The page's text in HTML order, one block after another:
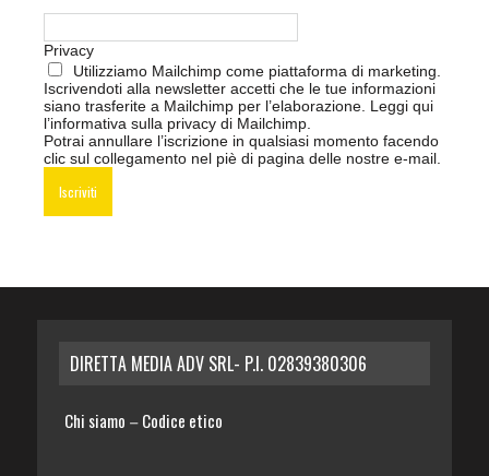
Privacy
Utilizziamo Mailchimp come piattaforma di marketing.
Iscrivendoti alla newsletter accetti che le tue informazioni
siano trasferite a Mailchimp per l’elaborazione. Leggi qui
l’informativa sulla privacy di Mailchimp
Potrai annullare l’iscrizione in qualsiasi momento facendo
clic sul collegamento nel piè di pagina delle nostre e-mail.
DIRETTA MEDIA ADV SRL- P.I. 02839380306
Chi siamo – Codice etico